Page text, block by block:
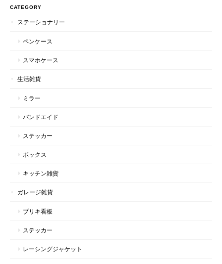
CATEGORY
ステーショナリー
ペンケース
スマホケース
生活雑貨
ミラー
バンドエイド
ステッカー
ボックス
キッチン雑貨
ガレージ雑貨
ブリキ看板
ステッカー
レーシングジャケット